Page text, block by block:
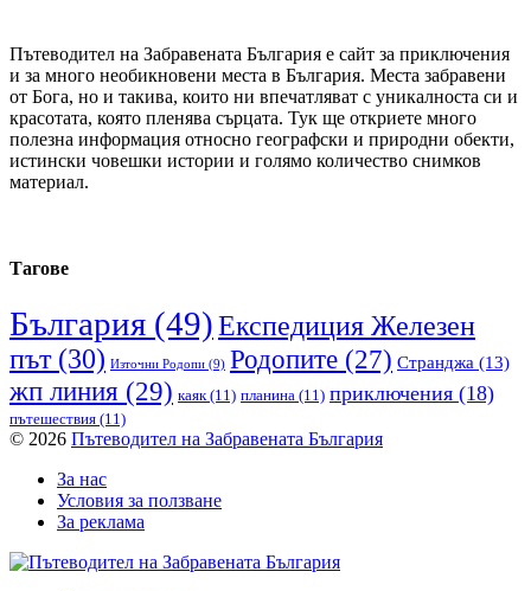
Пътеводител на Забравената България е сайт за приключения
и за много необикновени места в България. Места забравени
от Бога, но и такива, които ни впечатляват с уникалноста си и
красотата, която пленява сърцата. Тук ще откриете много
полезна информация относно географски и природни обекти,
истински човешки истории и голямо количество снимков
материал.
Тагове
България (49)Експедиция Железен
път(30) Източни Родопи (9) Родопите (27) Странджа (13)
жп линия (29) каяк(11) планина (11) приключения (18)
пътешествия (11)
© 2026 Пътеводител на Забравената България
За нас
Условия за ползване
За реклама